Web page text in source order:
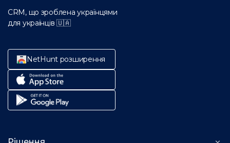
CRM, що зроблена українцями
для українців 🇺🇦
NetHunt розширення